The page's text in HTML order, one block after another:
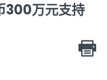
300万元支持